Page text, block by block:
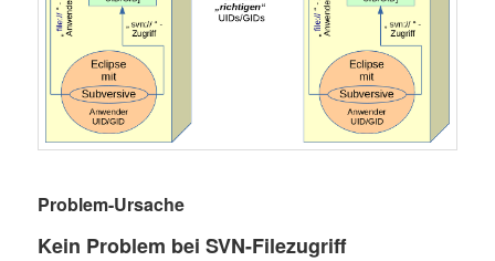
Problem-Ursache
Kein Problem bei SVN-Filezugriff